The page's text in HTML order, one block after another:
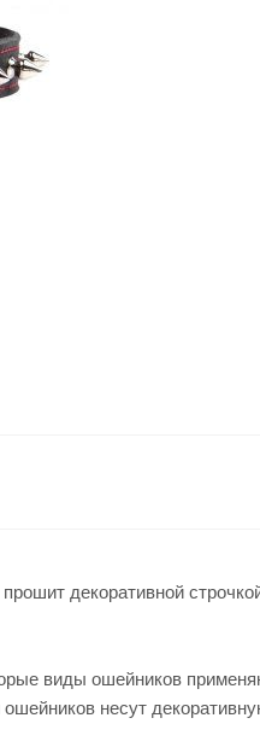
декоративной
виды ошейников
несут